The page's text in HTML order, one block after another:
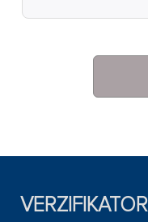
VERZIFIKATOR